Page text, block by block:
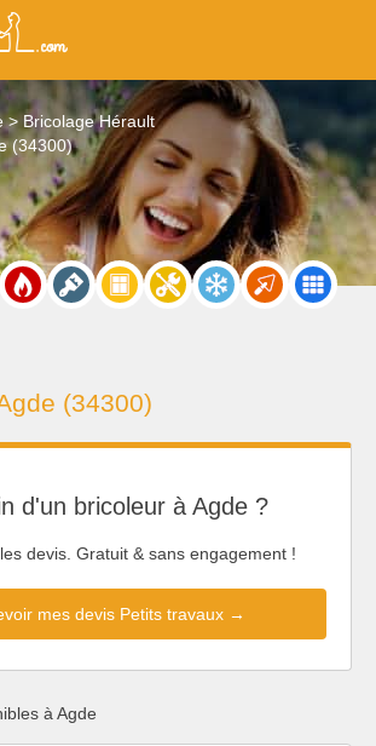
Bricolage Hérault
(34300)
(34300)
d'un bricoleur à Agde ?
devis. Gratuit & sans engagement !
mes devis Petits travaux →
à Agde